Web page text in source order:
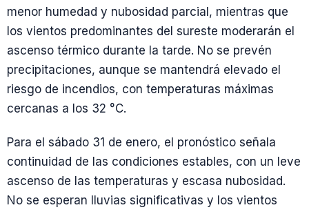
menor humedad y nubosidad parcial, mientras que
los vientos predominantes del sureste moderarán el
ascenso térmico durante la tarde. No se prevén
precipitaciones, aunque se mantendrá elevado el
riesgo de incendios, con temperaturas máximas
cercanas a los 32 °C.
Para el sábado 31 de enero, el pronóstico señala
continuidad de las condiciones estables, con un leve
ascenso de las temperaturas y escasa nubosidad.
No se esperan lluvias significativas y los vientos